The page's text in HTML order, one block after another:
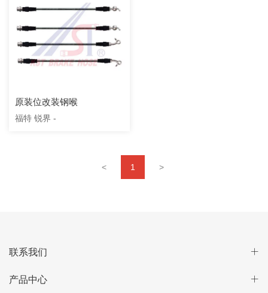
原装位改装钢喉
福特 锐界 -
< 1 >
联系我们
产品中心